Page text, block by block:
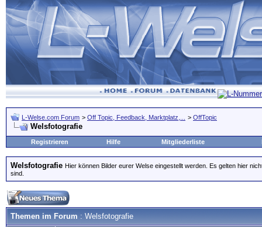
L-Welse.com Forum > Off Topic, Feedback, Marktplatz,... > OffTopic
Welsfotografie
Registrieren Hilfe Mitgliederliste
Welsfotografie Hier können Bilder eurer Welse eingestellt werden. Es gelten hier
sind.
Themen im Forum : Welsfotografie